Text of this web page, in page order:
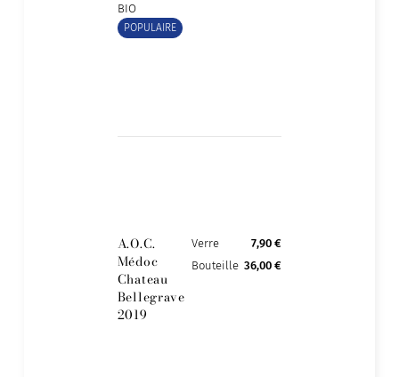
BIO
POPULAIRE
A.O.C.
Médoc
Chateau
Bellegrave
2019
Verre
7,90 €
Bouteille 36,00 €